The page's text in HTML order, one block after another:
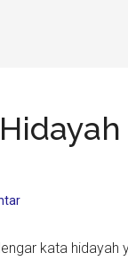
kata